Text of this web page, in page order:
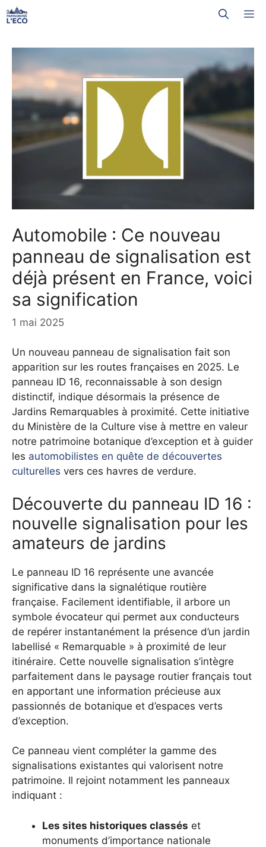
Aller
au
Automobile : Ce nouveau
panneau de signalisation est
déjà présent en France, voici
sa signification
1 mai 2025
Un nouveau panneau de signalisation fait son
apparition sur les routes françaises en 2025. Le
panneau ID 16, reconnaissable à son design
distinctif, indique désormais la présence de
Jardins Remarquables à proximité. Cette initiative
du Ministère de la Culture vise à mettre en valeur
notre patrimoine botanique d’exception et à guider
les automobilistes en quête de découvertes
culturelles vers ces havres de verdure.
Découverte du panneau ID 16 :
nouvelle signalisation pour les
amateurs de jardins
Le panneau ID 16 représente une avancée
significative dans la signalétique routière
française. Facilement identifiable, il arbore un
symbole évocateur qui permet aux conducteurs
de repérer instantanément la présence d’un jardin
labellisé « Remarquable » à proximité de leur
itinéraire. Cette nouvelle signalisation s’intègre
parfaitement dans le paysage routier français tout
en apportant une information précieuse aux
passionnés de botanique et d’espaces verts
d’exception.
Ce panneau vient compléter la gamme des
signalisations existantes qui valorisent notre
patrimoine. Il rejoint notamment les panneaux
indiquant :
Les sites historiques classés et
monuments d’importance nationale